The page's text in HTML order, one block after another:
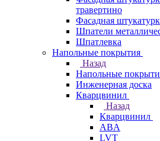
травертино
Фасадная
Шпатели
Шпатлевка
Напольные покрытия
Назад
Напольные
Инженерная доска
Кварцвинил
Назад
Кварцвинил
ABA
LVT